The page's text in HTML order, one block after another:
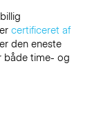
certificeret af
den eneste
både time- og